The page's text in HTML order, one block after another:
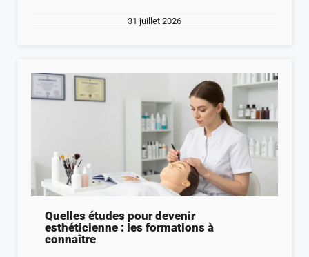
31 juillet 2026
Quelles études pour devenir
esthéticienne : les formations à
connaître